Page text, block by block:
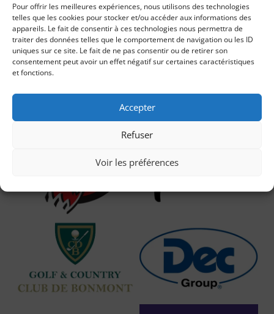
Pour offrir les meilleures expériences, nous utilisons des technologies
telles que les cookies pour stocker et/ou accéder aux informations des
appareils. Le fait de consentir à ces technologies nous permettra de
traiter des données telles que le comportement de navigation ou les ID
uniques sur ce site. Le fait de ne pas consentir ou de retirer son
consentement peut avoir un effet négatif sur certaines caractéristiques
et fonctions.
Accepter
Refuser
Voir les préférences